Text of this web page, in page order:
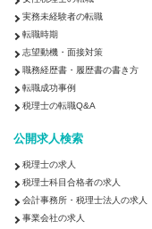
実務未経験者の転職
転職時期
志望動機・面接対策
職務経歴書・履歴書の書き方
転職成功事例
税理士の転職Q&A
公開求人検索
税理士の求人
税理士科目合格者の求人
会計事務所・税理士法人の求人
事業会社の求人